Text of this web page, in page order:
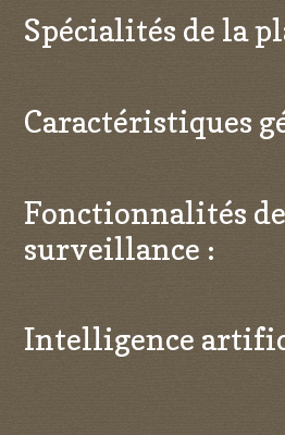
Spécialités de la
Caractéristiques
Fonctionnalités de
surveillance :
Intelligence